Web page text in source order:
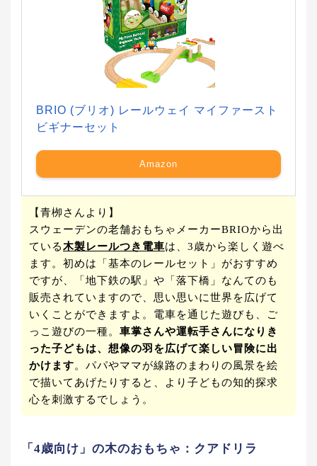
BRIO (ブリオ) レールウェイ マイファースト
ビギナーセット
Amazon
【青栁さんより】
スウェーデンの老舗おもちゃメーカーBRIOから出
ている木製レールつき電車は、3歳から楽しく遊べ
ます。初めは「基本のレールセット」がおすすめ
ですが、「地下鉄の駅」や「落下橋」なんてのも
販売されていますので、思い思いに世界を広げて
いくことができますよ。電車を通じた遊びも、ご
っこ遊びの一種。 車掌さんや運転手さんになりき
った子どもは、想像の羽を広げて楽しい冒険に出
かけます。パパやママが線路のまわりの風景を絵
で描いてあげたりすると、より子どもの知的探求
心を刺激するでしょう。
「4歳向け」の木のおもちゃ：クアドリラ